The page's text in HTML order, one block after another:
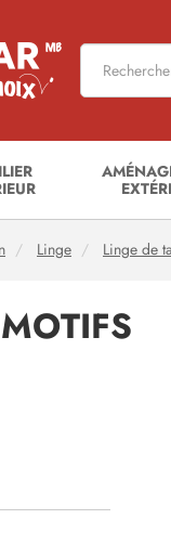
Linge Linge de